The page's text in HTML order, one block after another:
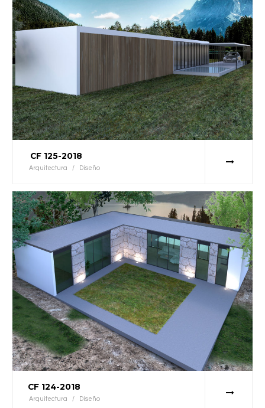
CF 125-2018
Arquitectura / Diseño
CF 124-2018
Arquitectura / Diseño